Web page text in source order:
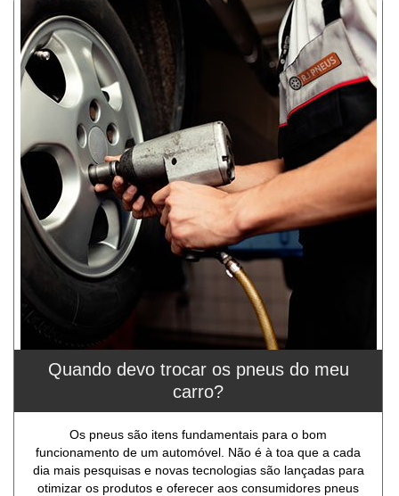
Quando devo trocar os pneus do meu
carro?
Os pneus são itens fundamentais para o bom
funcionamento de um automóvel. Não é à toa que a cada
dia mais pesquisas e novas tecnologias são lançadas para
otimizar os produtos e oferecer aos consumidores pneus